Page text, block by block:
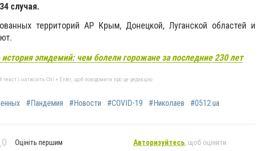
случая.
территорий АР Крым, Донецкой, Луганской областей и
эпидемий: чем болели горожане за последние 230 лет
і натисніть Ctrl + Enter, щоб повідомити про це редакцію
#Пандемия #Новости #COVID-19 #Николаев #0512.ua
Оцініть першим Авторизуйтесь, щоб оцінити